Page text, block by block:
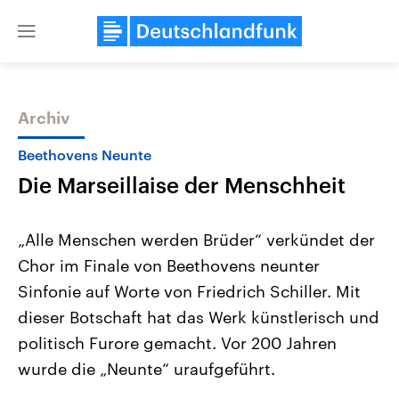
Close
Themen
Landtagswahl Sachsen-Anhalt
2026
Alle Informationen
Sachsen-Anhalt wählt am 6.
September 2026 einen neuen
Landtag. Seit 2021 wird das
Bundesland von einer Koalition aus
USA
Aktuelle Beiträge,
Hintergründe
Wirtschaftlich und
gehören die Vereinigten
mit großem Einfluss auf
Archiv
Beethovens Neunte
Die Marseillaise der Menschheit
„Alle Menschen werden Brüder“ verkündet der
Chor im Finale von Beethovens neunter
Sinfonie auf Worte von Friedrich Schiller. Mit
dieser Botschaft hat das Werk künstlerisch und
politisch Furore gemacht. Vor 200 Jahren
wurde die „Neunte“ uraufgeführt.